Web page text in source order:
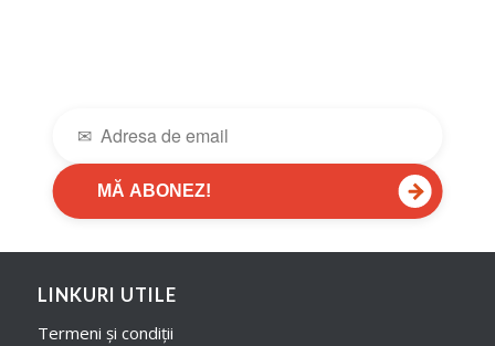
MĂ ABONEZ! →
LINKURI UTILE
Termeni și condiții